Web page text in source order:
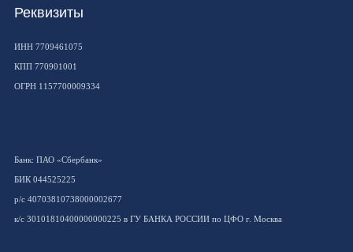
Реквизиты
ИНН 7709461075
КПП 770901001
ОГРН 1157700009334
Банк: ПАО «Сбербанк»
БИК 044525225
р/с 40703810738000002677
к/с 30101810400000000225 в ГУ БАНКА РОССИИ по ЦФО г. Москва